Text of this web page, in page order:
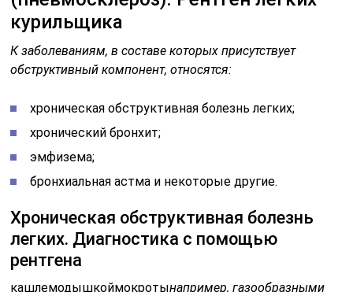
курильщика
К заболеваниям, в составе которых присутствует
обструктивный компонент, относятся:
хроническая обструктивная болезнь легких;
хронический бронхит;
эмфизема;
бронхиальная астма и некоторые другие.
Хроническая обструктивная болезнь
легких. Диагностика с помощью
рентгена
кашлемодышкоймокротынапример, газообразными